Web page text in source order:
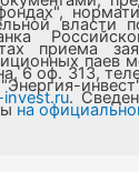
приема
паев
6 оф. 313,
.
на